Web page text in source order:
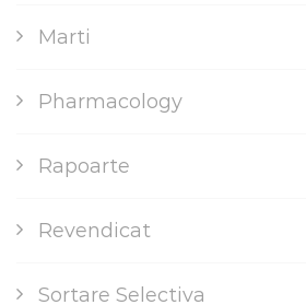
Marti
Pharmacology
Rapoarte
Revendicat
Sortare Selectiva